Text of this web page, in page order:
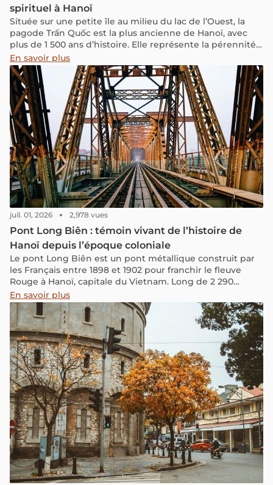
spirituel à Hanoï
Située sur une petite île au milieu du lac de l’Ouest, la
pagode Trấn Quốc est la plus ancienne de Hanoï, avec
plus de 1 500 ans d’histoire. Elle représente la pérennité
de la culture et de la foi bouddhiste au Vietnam.
Construite au VIᵉ siècle, ce lieu fut à l’époque l’un des
principaux centres du bouddhisme dans la capitale
impériale Thăng Long (actuelle Hanoï). Depuis le 28 avril
1962, la pagode est officiellement reconnue comme
patrimoine historique et culturel, soulignant ainsi son
importance majeure. Dans cet article, vous trouverez
toutes les informations sur son histoire, son architecture
ainsi qu’un guide pour visiter cette pagode sacrée.
En savoir plus
juil. 01, 2026 2,978 vues
Pont Long Biên : témoin vivant de l’histoire de
Hanoï depuis l’époque coloniale
Le pont Long Biên est un pont métallique construit par
les Français entre 1898 et 1902 pour franchir le fleuve
Rouge à Hanoï, capitale du Vietnam. Long de 2 290
mètres, il fut conçu par l'entreprise française Daydé &
Pillé, et non par Gustave Eiffel comme le veut une
légende tenace.
En savoir plus